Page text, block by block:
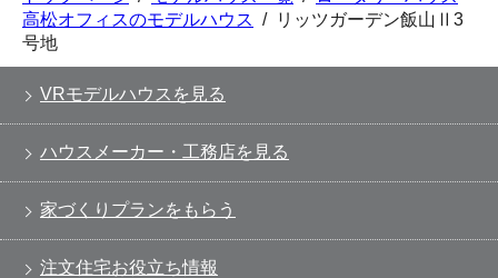
高松オフィスのモデルハウス / リッツガーデン飯山Ⅱ3
号地
VRモデルハウスを見る
ハウスメーカー・工務店を見る
家づくりプランをもらう
注文住宅お役立ち情報